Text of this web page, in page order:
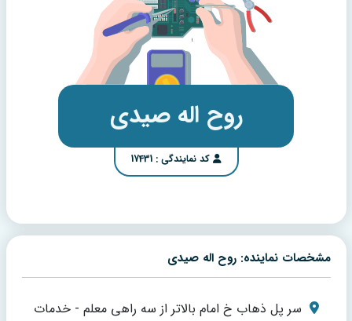
روح اله صیدی
کد نمایندگی : 17431
مشخصات نماینده: روح اله صیدی
سر پل ذهاب خ امام بالاتر از سه راهی معلم - خدمات